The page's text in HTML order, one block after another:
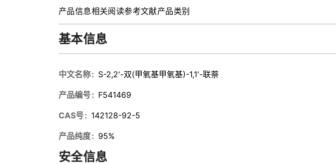
产品信息相关阅读参考文献产品类别
基本信息
中文名称 S-2,2'-双(甲氧基甲氧基)-1,1'-联萘
产品编号 F541469
CAS号 142128-92-5
产品纯度 95%
安全信息